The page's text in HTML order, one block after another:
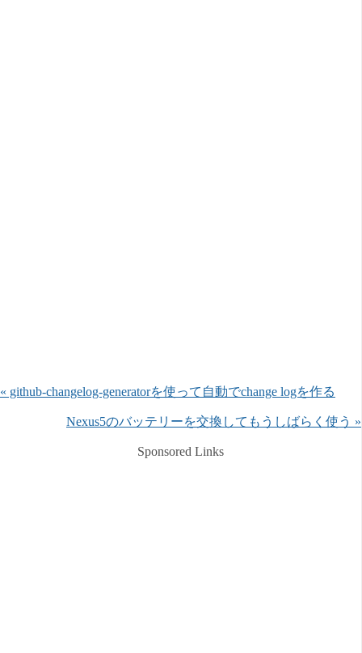
« github-changelog-generatorを使って自動でchange logを作る
Nexus5のバッテリーを交換してもうしばらく使う »
Sponsored Links